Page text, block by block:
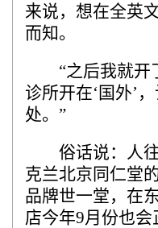
来说，想在全英
而知。
“之后我就开了
诊所开在‘国外’
处。”
俗话说：人往
克兰北京同仁堂
品牌世一堂，在
店今年9月份也